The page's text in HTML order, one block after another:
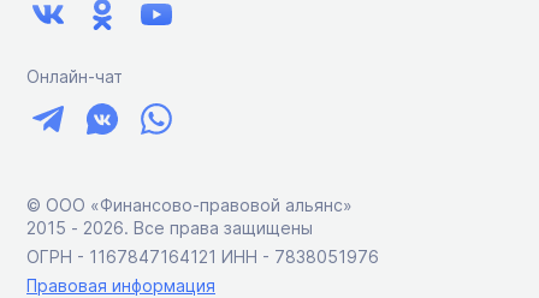
Онлайн-чат
© ООО «Финансово-правовой альянс»
2015 ‑ 2026. Все права защищены
ОГРН - 1167847164121 ИНН - 7838051976
Правовая информация